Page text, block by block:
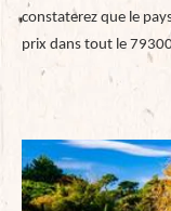
constaterez que le
prix dans tout le